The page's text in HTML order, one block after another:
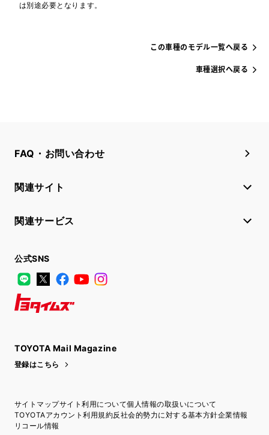
は別途必要となります。
この車種のモデル一覧へ戻る
車種選択へ戻る
FAQ・お問い合わせ
関連サイト
関連サービス
公式SNS
LINE
X FacebookYouTube
TOYOTA Mail Magazine
登録はこちら
サイトマップサイト利用について個人情報の取扱いについて
TOYOTAアカウント利用規約反社会的勢力に対する基本方針企業情報
リコール情報